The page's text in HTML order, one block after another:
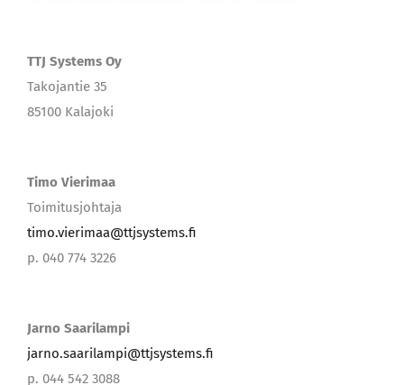
TTJ Systems Oy
Takojantie 35
85100 Kalajoki
Timo Vierimaa
Toimitusjohtaja
timo.vierimaa@ttjsystems.fi
p. 040 774 3226
Jarno Saarilampi
jarno.saarilampi@ttjsystems.fi
p. 044 542 3088